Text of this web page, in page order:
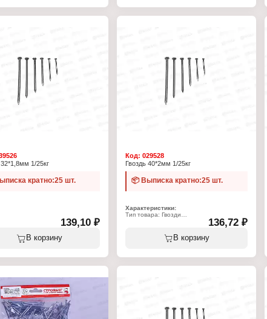
в коробке
Упаковка: в пакете
32*1,8мм 1/25кг
кратно:25 шт.
139,10 ₽
В корзину
Код:029528
Гвоздь 40*2мм 1/25кг
📦 Выписка кратно:25 шт.
Характеристики:
Тип товара: Гвозди
Диаметр, мм: 2
Материал: сталь
136,72 ₽
В корзину